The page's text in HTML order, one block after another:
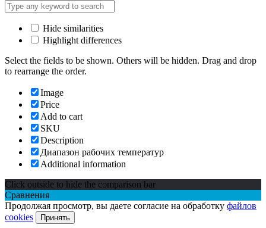
Hide similarities
Highlight differences
Select the fields to be shown. Others will be hidden. Drag and drop
to rearrange the order.
Image
Price
Add to cart
SKU
Description
Диапазон рабочих температур
Additional information
Click outside to hide the comparison bar
Сравнения
Продолжая просмотр, вы даете согласие на обработку файлов
cookies
Принять